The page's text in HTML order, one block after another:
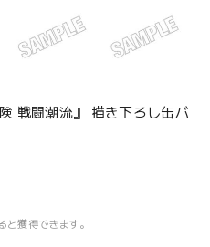
戦闘潮流』 描き下ろし缶バ
と獲得できます。